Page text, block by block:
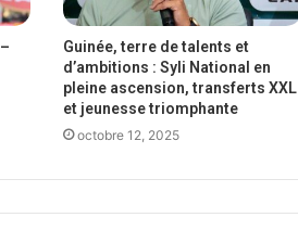
Guinée, terre de talents et
d’ambitions : Syli National en
pleine ascension, transferts XXL
et jeunesse triomphante
octobre 12, 2025